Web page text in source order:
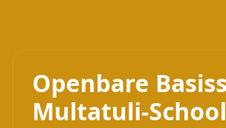
Openbare
Multatuli-School